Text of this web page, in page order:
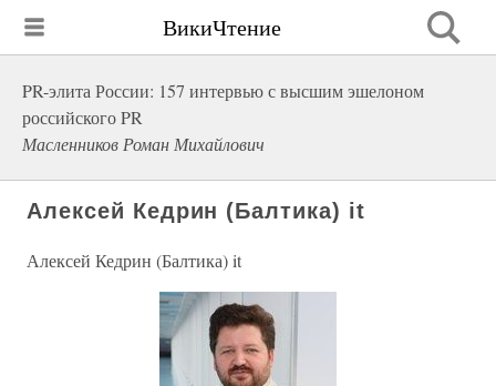
ВикиЧтение
PR-элита России: 157 интервью с высшим эшелоном
российского PR
Масленников Роман Михайлович
Алексей Кедрин (Балтика) it
Алексей Кедрин (Балтика) it